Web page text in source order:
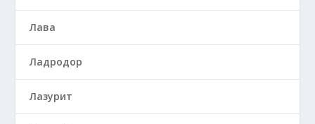
Лава
Ладродор
Лазурит